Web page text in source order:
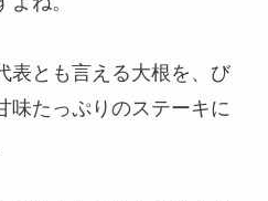
表とも言える大根を、び
味たっぷりのステーキに